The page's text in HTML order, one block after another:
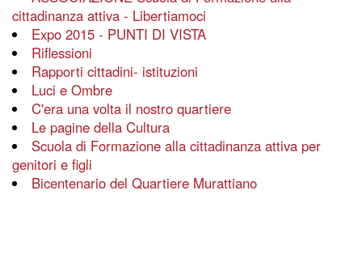
cittadinanza attiva - Libertiamoci
Expo 2015 - PUNTI DI VISTA
Riflessioni
Rapporti cittadini- istituzioni
Luci e Ombre
C'era una volta il nostro quartiere
Le pagine della Cultura
Scuola di Formazione alla cittadinanza attiva per
genitori e figli
Bicentenario del Quartiere Murattiano